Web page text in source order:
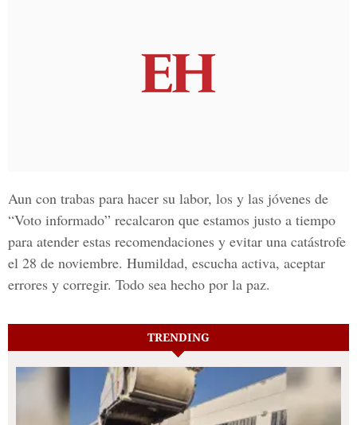
Aun con trabas para hacer su labor, los y las jóvenes de
“Voto informado” recalcaron que estamos justo a tiempo
para atender estas recomendaciones y evitar una catástrofe
el 28 de noviembre. Humildad, escucha activa, aceptar
errores y corregir. Todo sea hecho por la paz.
TRENDING